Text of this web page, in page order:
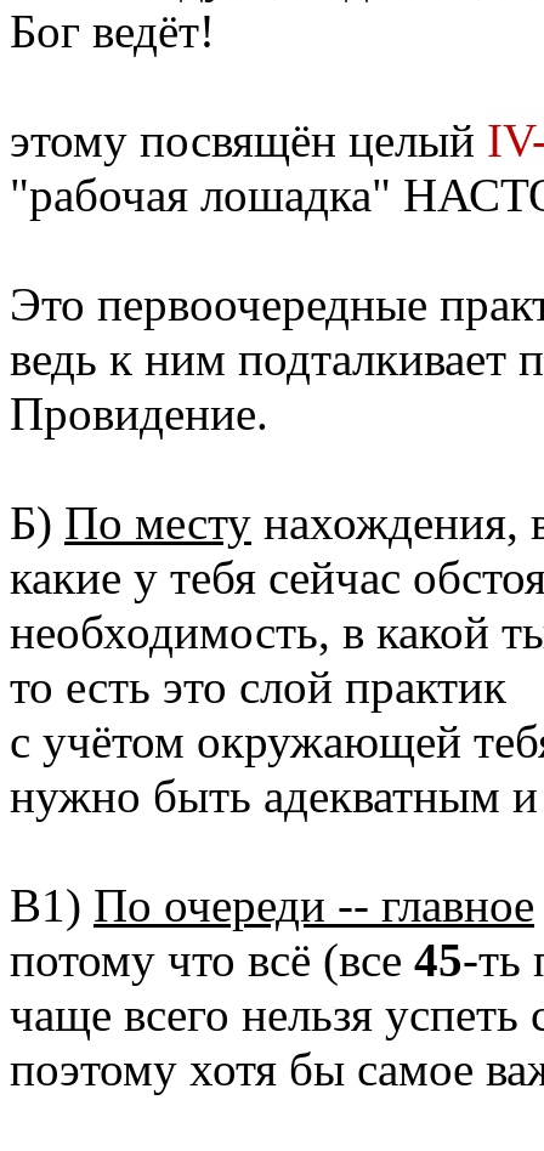
Бог ведёт!
этому посвящён целый
"рабочая лошадка"
Это первоочередные
ведь к ним
Провидение.
Б) По месту нахождения,
какие у тебя сейчас
необходимость, в какой
то есть это слой практик
с учётом окружающей
нужно быть адекватным
В1) По очереди -- главное
потому что всё (все 45-ть
чаще всего нельзя успеть
поэтому хотя бы самое